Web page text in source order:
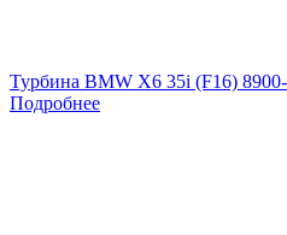
Турбина BMW X6 35i (F16)
Подробнее